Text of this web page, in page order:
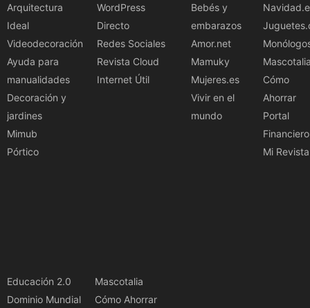
Arquitectura
Ideal
Videodecoración
Ayuda para
manualidades
Decoración y
jardines
Mimub
Pórtico
WordPress
Directo
Redes Sociales
Revista Cloud
Internet Útil
Bebés y
embarazos
Amor.net
Mamuky
Mujeres.es
Vivir en el
mundo
Cómo
Ahorrar
Portal
Financiero
Mi Revista
Educación 2.0
Dominio Mundial
Mascotalia
Cómo Ahorrar